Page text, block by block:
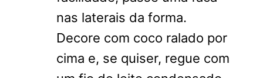
nas laterais da forma.
Decore com coco ralado por
cima e, se quiser, regue com